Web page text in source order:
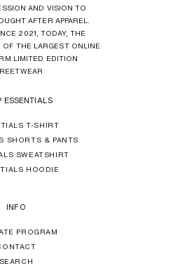
AND VISION TO
AFTER APPAREL.
2021, TODAY, THE
OF THE LARGEST ONLINE
LIMITED EDITION
ESSENTIALS
T-SHIRT
SHORTS & PANTS
SWEATSHIRT
HOODIE
INFO
PROGRAM
SEARCH